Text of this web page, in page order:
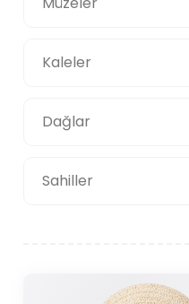
Kaleler
Dağlar
Sahiller